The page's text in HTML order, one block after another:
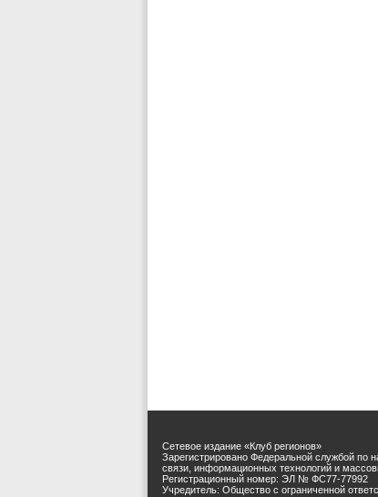
Сетевое издание «Клуб регионов»
Зарегистрировано Федеральной службой по
связи, информационных технологий и
Регистрационный номер: ЭЛ № ФС77-77992
Учредитель: Общество с ограниченной